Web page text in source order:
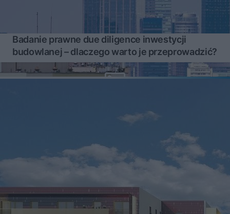
Badanie prawne due diligence inwestycji
budowlanej – dlaczego warto je przeprowadzić?